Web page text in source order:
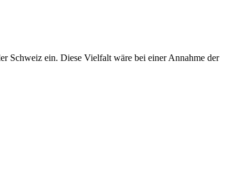
Schweiz ein. Diese Vielfalt wäre bei einer Annahme der